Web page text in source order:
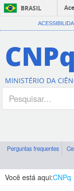
BRASIL
CNPq
MINISTÉRIO DA
Perguntas frequentes
Você está aqui:CNPq